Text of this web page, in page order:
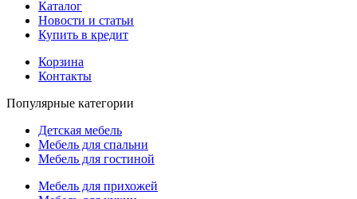
Каталог
Новости и статьи
Купить в кредит
Корзина
Контакты
Популярные категории
Детская мебель
Мебель для спальни
Мебель для гостиной
Мебель для прихожей